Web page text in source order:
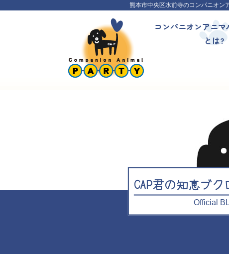
熊本市中央区水前寺のコンパニオン
コンパニオンアニマ
とは?
CAP君の知恵ブ
Official